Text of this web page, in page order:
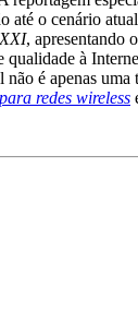
o cenário
, apresentando
qualidade à
é apenas
redes wireless